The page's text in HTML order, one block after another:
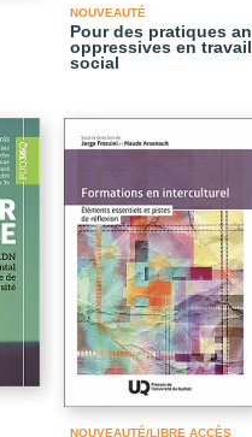
NOUVEAUTÉ
Pour des pratiques
oppressives en travail
social
NOUVEAUTÉ/LIBRE ACCÈS